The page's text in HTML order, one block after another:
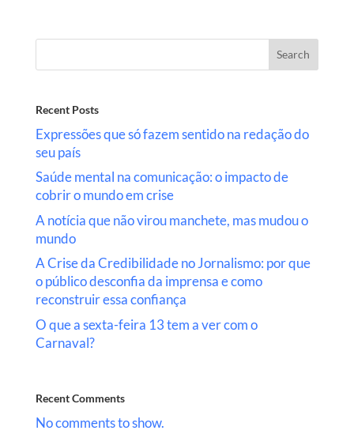
Search
Recent Posts
Expressões que só fazem sentido na redação do
seu país
Saúde mental na comunicação: o impacto de
cobrir o mundo em crise
A notícia que não virou manchete, mas mudou o
mundo
A Crise da Credibilidade no Jornalismo: por que
o público desconfia da imprensa e como
reconstruir essa confiança
O que a sexta-feira 13 tem a ver com o
Carnaval?
Recent Comments
No comments to show.